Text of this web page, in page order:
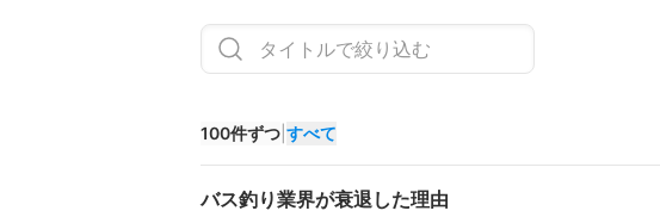
100件ずつ すべて
バス釣り業界が衰退した理由